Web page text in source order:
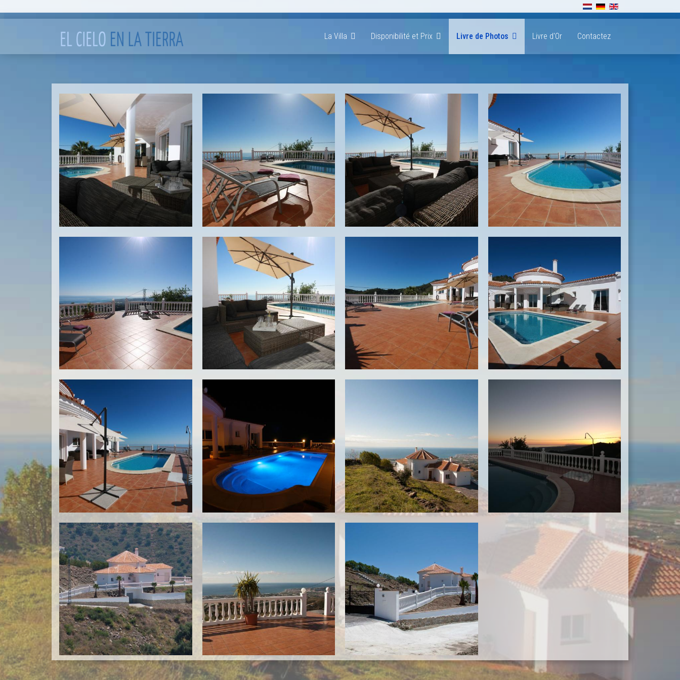
Sélectionnez votre langue
La Villa Disponibilité et Prix Livre de Photos Livre d'Or Contactez